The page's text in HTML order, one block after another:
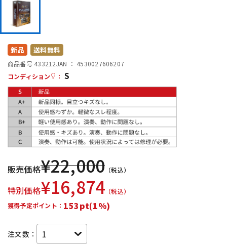
配信/ライブ機器
中古
新品 送料無料
商品番号 433212JAN ： 4530027606207
コンディション
： S
販売価格¥22,000 （税込）
特別価格¥16,874 （税込）
獲得予定ポイント： 153pt(1%)
注文数：